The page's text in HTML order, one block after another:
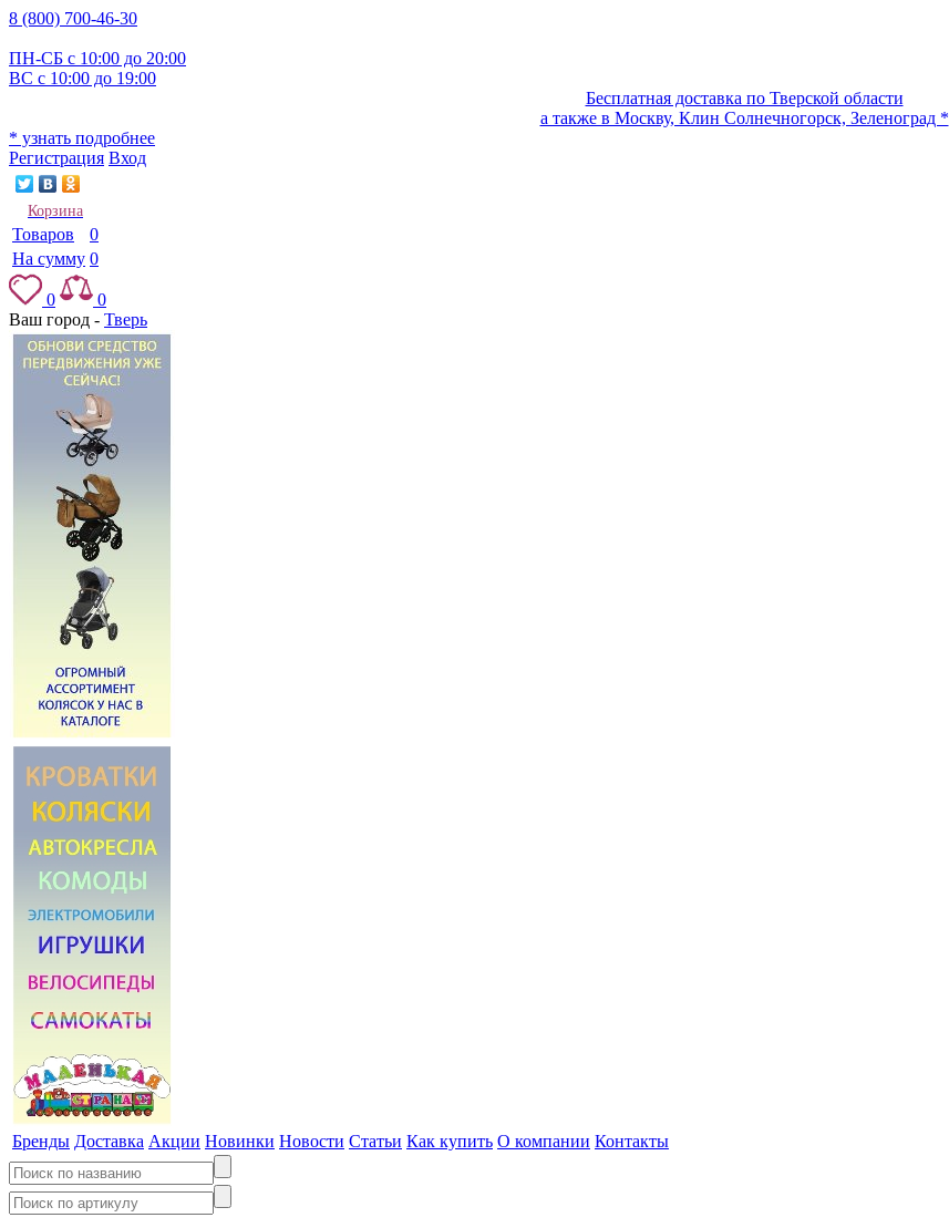
8 (800) 700-46-30
ПН-СБ с 10:00 до 20:00
ВС с 10:00 до 19:00
Бесплатная доставка по Тверской области
а также в Москву, Клин Солнечногорск, Зеленоград *
* узнать подробнее
Регистрация Вход
Корзина
Товаров
0
На сумму 0
0
0
Ваш город - Тверь
Бренды Доставка Акции Новинки Новости Статьи Как купить О компании Контакты